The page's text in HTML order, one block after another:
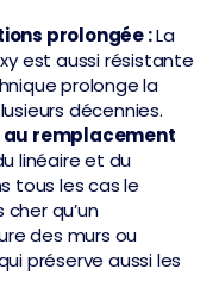
prolongée :La
est aussi résistante
prolonge la
décennies.
remplacement
linéaire et du
tous les cas le
qu’un
des murs ou
préserve aussi les